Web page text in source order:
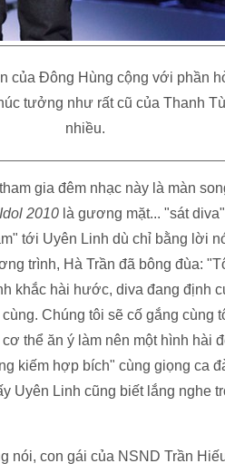
của Đông Hùng cộng với phần
tưởng như rất cũ của Thanh
nhiều.
gia đêm nhạc này là màn
2010 là gương mặt... "sát
tới Uyên Linh dù chỉ bằng lời
trình, Hà Trần đã bông đùa:
khắc hài hước, diva đang định
Chúng tôi sẽ cố gắng cùng
thể ăn ý làm nên một hình hài
kiếm hợp bích" cùng giọng ca
Uyên Linh cũng biết lắng nghe
nói, con gái của NSND Trần